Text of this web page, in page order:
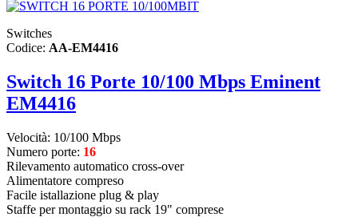
Switches
Codice: AA-EM4416
Switch 16 Porte 10/100 Mbps Eminent
EM4416
Velocità: 10/100 Mbps
Numero porte: 16
Rilevamento automatico cross-over
Alimentatore compreso
Facile istallazione plug & play
Staffe per montaggio su rack 19" comprese